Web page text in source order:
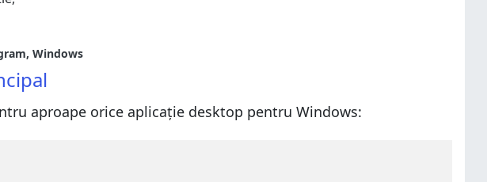
Windows
aproape orice aplicație desktop pentru Windows: